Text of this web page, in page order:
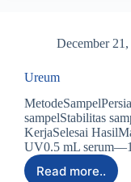
December 21,
Ureum
sampelStabilitas
KerjaSelesai
UV0.5 mL
Read more..